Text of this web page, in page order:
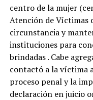
centro de la mujer
Atención de Víctimas
circunstancia y
instituciones para
brindadas . Cabe
contactó a la víctima
proceso penal y la
declaración en juicio